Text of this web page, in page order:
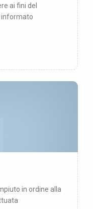
ai fini del
informato
in ordine alla